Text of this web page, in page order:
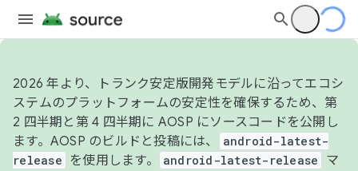
2026 年より、トランク安定版開発モデルに沿ってエコシ
ステムのプラットフォームの安定性を確保するため、第
2 四半期と第 4 四半期に AOSP にソースコードを公開し
ます。AOSP のビルドと投稿には、
android-latest-
release
を使用します。 android-latest-release
マ